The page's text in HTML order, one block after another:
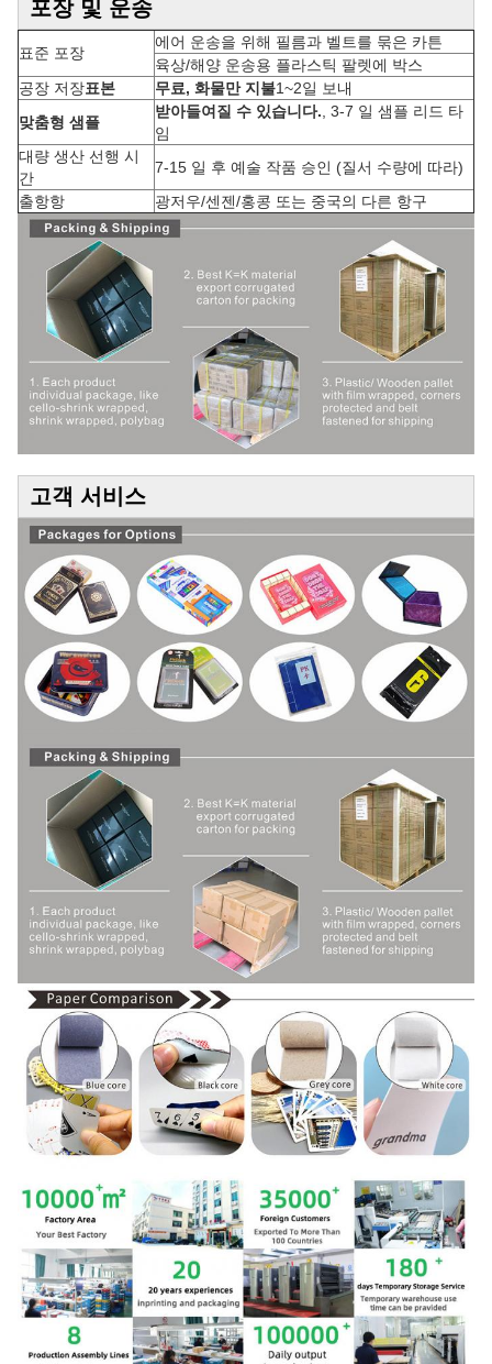
포장 및 운송
표준 포장
에어 운송을 위해 필름과 벨트를 묶은 카튼
육상/해양 운송용 플라스틱 팔렛에 박스
공장 저장표본 무료, 화물만 지불1~2일 보내
맞춤형 샘플
받아들여질 수 있습니다. , 3-7 일 샘플 리드 타
임
대량 생산 선행 시
간
7-15 일 후 예술 작품 승인 (질서 수량에 따라)
출항항
광저우/센젠/홍콩 또는 중국의 다른 항구
고객 서비스